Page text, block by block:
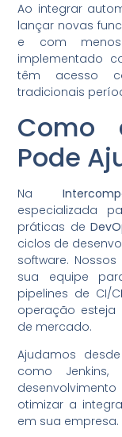
Ao integrar
lançar novas
e com
implementado
têm acesso
tradicionais
Como
Pode
Na
especializada
práticas de
ciclos de
software.
sua equipe
pipelines de CI/
operação
de mercado.
Ajudamos
como
otimizar a
em sua empresa.